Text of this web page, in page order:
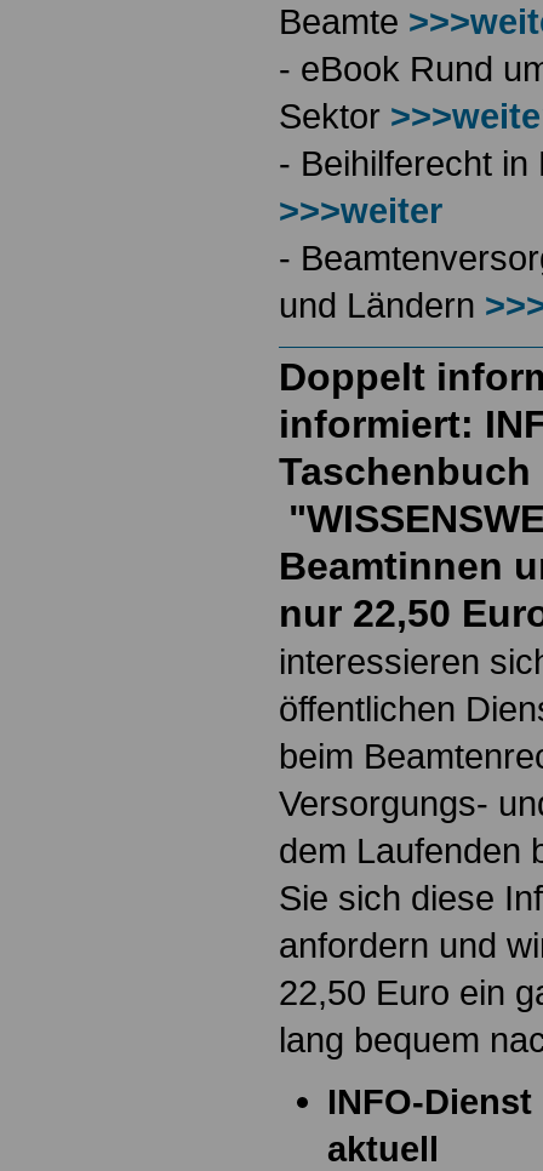
Beamte
- eBook Rund
Sektor
- Beihilferecht
>>>weiter
-
und Ländern
Doppelt
informiert:
Taschenbuch
Beamtinnen
nur 22,50
interessieren
öffentlichen
beim
Versorgungs-
dem Laufenden
Sie sich diese
anfordern und
22,50 Euro ein
lang bequem
INFO-
aktuell